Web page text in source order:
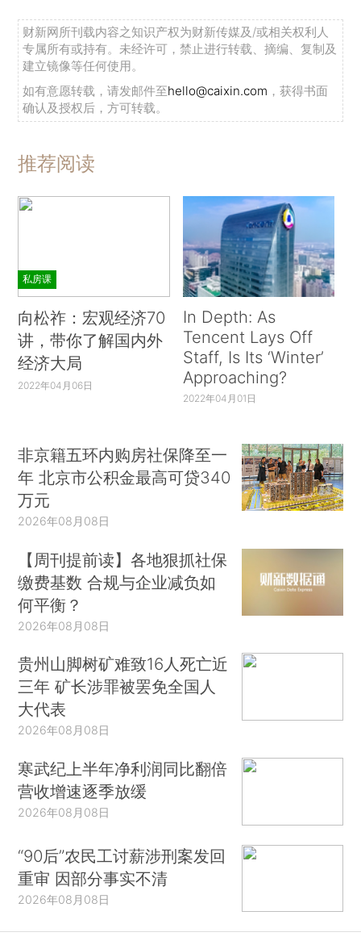
财新网所刊载内容之知识产权为财新传媒及/或相关权利人
专属所有或持有。未经许可，禁止进行转载、摘编、复制及
建立镜像等任何使用。
如有意愿转载，请发邮件至hello@caixin.com ，获得书面
确认及授权后，方可转载。
推荐阅读
私房课
向松祚：宏观经济70
讲，带你了解国内外
经济大局
2022年04月06日
In Depth: As
Tencent Lays Off
Staff, Is Its ‘Winter’
Approaching?
2022年04月01日
非京籍五环内购房社保降至一
年 北京市公积金最高可贷340
万元
2026年08月08日
【周刊提前读】各地狠抓社保
缴费基数 合规与企业减负如
何平衡？
2026年08月08日
贵州山脚树矿难致16人死亡近
三年 矿长涉罪被罢免全国人
大代表
2026年08月08日
寒武纪上半年净利润同比翻倍
营收增速逐季放缓
2026年08月08日
“90后”农民工讨薪涉刑案发回
重审 因部分事实不清
2026年08月08日